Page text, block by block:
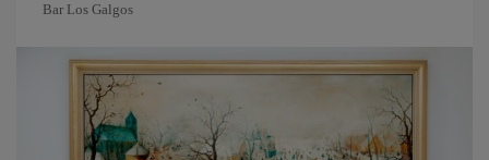
Bar Los Galgos